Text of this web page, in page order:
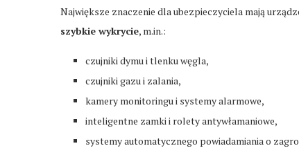
Największe znaczenie dla ubezpieczyciela mają
szybkie wykrycie, m.in.:
czujniki dymu i tlenku węgla,
czujniki gazu i zalania,
kamery monitoringu i systemy alarmowe,
inteligentne zamki i rolety antywłamaniowe,
systemy automatycznego powiadamiania o